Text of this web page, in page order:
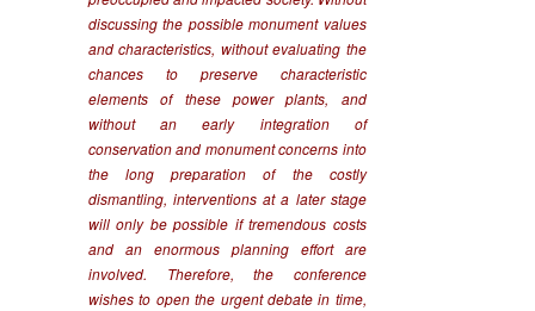
discussing the possible monument values
and characteristics, without evaluating the
chances to preserve characteristic
elements of these power plants, and
without an early integration of
conservation and monument concerns into
the long preparation of the costly
dismantling, interventions at a later stage
will only be possible if tremendous costs
and an enormous planning effort are
involved. Therefore, the conference
wishes to open the urgent debate in time,